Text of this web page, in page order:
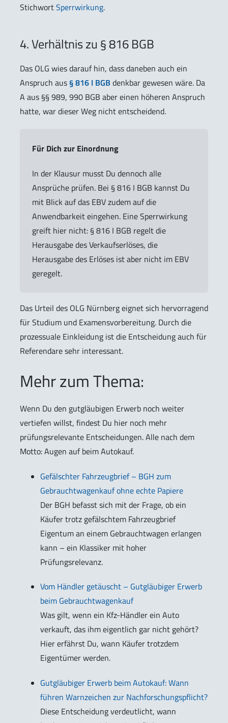
StichwortSperrwirkung.
4. Verhältnis zu § 816 BGB
Das OLG wies darauf hin, dass daneben auch ein
Anspruch aus§ 816 I BGB denkbar gewesen wäre. Da
A aus §§ 989, 990 BGB aber einen höheren Anspruch
hatte, war dieser Weg nicht entscheidend.
Für Dich zur Einordnung
In der Klausur musst Du dennoch alle
Ansprüche prüfen. Bei § 816 I BGB kannst Du
mit Blick auf das EBV zudem auf die
Anwendbarkeit eingehen. Eine Sperrwirkung
greift hier nicht: § 816 I BGB regelt die
Herausgabe des Verkaufserlöses, die
Herausgabe des Erlöses ist aber nicht im EBV
geregelt.
Das Urteil des OLG Nürnberg eignet sich hervorragend
für Studium und Examensvorbereitung. Durch die
prozessuale Einkleidung ist die Entscheidung auch für
Referendare sehr interessant.
Mehr zum Thema:
Wenn Du den gutgläubigen Erwerb noch weiter
vertiefen willst, findest Du hier noch mehr
prüfungsrelevante Entscheidungen. Alle nach dem
Motto: Augen auf beim Autokauf.
Gefälschter Fahrzeugbrief – BGH zum
Gebrauchtwagenkauf ohne echte Papiere
Der BGH befasst sich mit der Frage, ob ein
Käufer trotz gefälschtem Fahrzeugbrief
Eigentum an einem Gebrauchtwagen erlangen
kann – ein Klassiker mit hoher
Prüfungsrelevanz.
Vom Händler getäuscht – Gutgläubiger Erwerb
beim Gebrauchtwagenkauf
Was gilt, wenn ein Kfz-Händler ein Auto
verkauft, das ihm eigentlich gar nicht gehört?
Hier erfährst Du, wann Käufer trotzdem
Eigentümer werden.
Gutgläubiger Erwerb beim Autokauf: Wann
führen Warnzeichen zur Nachforschungspflicht?
Diese Entscheidung verdeutlicht, wann